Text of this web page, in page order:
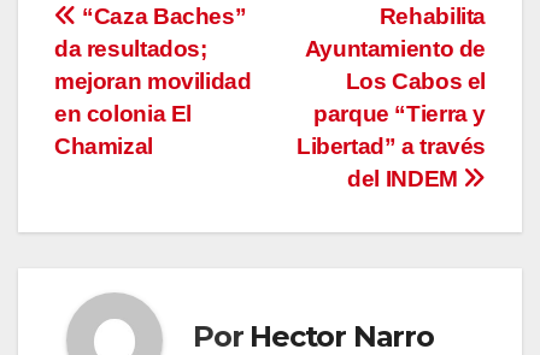
Navegación
de
entradas
Rehabilita
Ayuntamiento de
Los Cabos el
parque “Tierra y
Libertad” a través
del INDEM
“Caza Baches”
da resultados;
mejoran movilidad
en colonia El
Chamizal
Por Hector Narro